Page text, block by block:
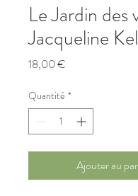
Le Jardin des
Jacqueline
18,00 €
Quantité *
Ajouter au